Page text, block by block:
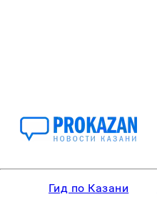
Гид по Казани